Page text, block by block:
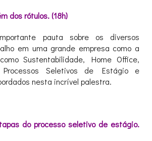
dos rótulos. (18h)
pauta sobre os diversos
em uma grande empresa como a
Sustentabilidade, Home Office,
Seletivos de Estágio e
nesta incrível palestra.
do processo seletivo de estágio.